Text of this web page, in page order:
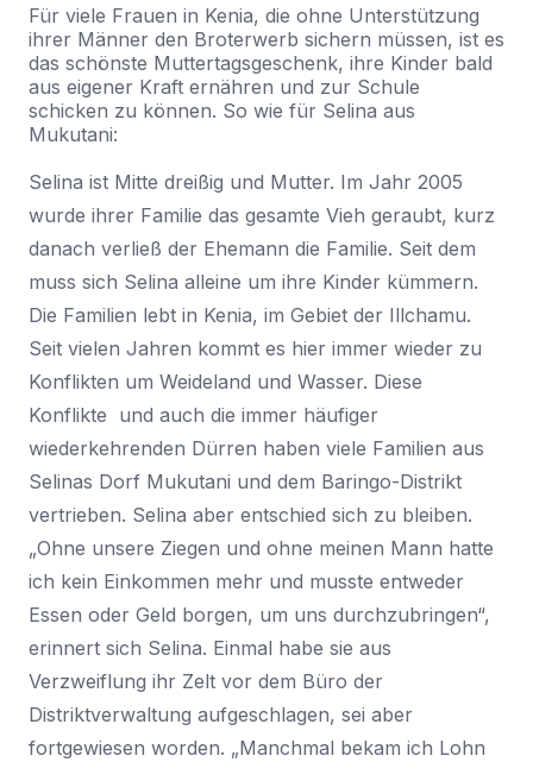
Für viele Frauen in Kenia, die ohne Unterstützung
ihrer Männer den Broterwerb sichern müssen, ist es
das schönste Muttertagsgeschenk, ihre Kinder bald
aus eigener Kraft ernähren und zur Schule
schicken zu können. So wie für Selina aus
Mukutani:
Selina ist Mitte dreißig und Mutter. Im Jahr 2005
wurde ihrer Familie das gesamte Vieh geraubt, kurz
danach verließ der Ehemann die Familie. Seit dem
muss sich Selina alleine um ihre Kinder kümmern.
Die Familien lebt in Kenia, im Gebiet der Illchamu.
Seit vielen Jahren kommt es hier immer wieder zu
Konflikten um Weideland und Wasser. Diese
Konflikte und auch die immer häufiger
wiederkehrenden Dürren haben viele Familien aus
Selinas Dorf Mukutani und dem Baringo-Distrikt
vertrieben. Selina aber entschied sich zu bleiben.
„Ohne unsere Ziegen und ohne meinen Mann hatte
ich kein Einkommen mehr und musste entweder
Essen oder Geld borgen, um uns durchzubringen“,
erinnert sich Selina. Einmal habe sie aus
Verzweiflung ihr Zelt vor dem Büro der
Distriktverwaltung aufgeschlagen, sei aber
fortgewiesen worden. „Manchmal bekam ich Lohn
Ich habe dieDatenschutzerklärunggelesen und
stimme ihr zu.
Senden
Sie in unsererDatenschutzerklärungnachlesen.
Registrieren
Ein Link zum Erstellen eines neuen Passwort wird an deine
Sie haben bereits ein Konto?
Hier klicken um sich anzumelden